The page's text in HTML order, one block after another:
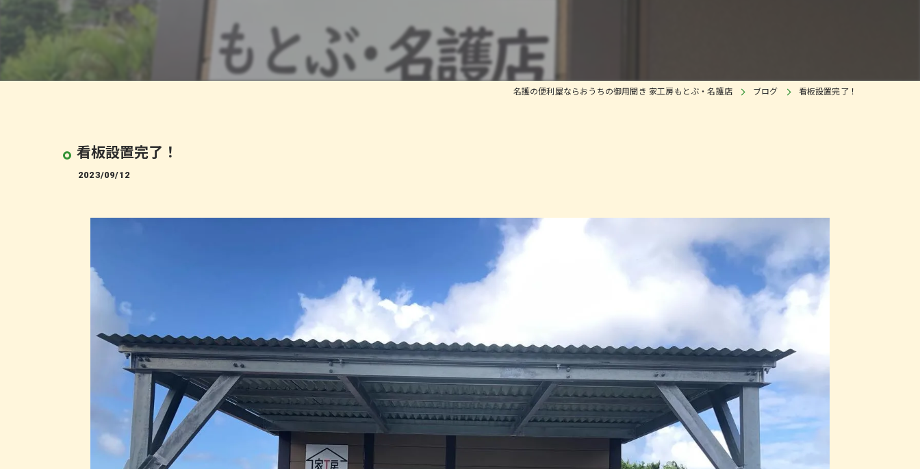
名護の便利屋ならおうちの御用聞き 家工房もとぶ・名護店 ブログ 看板設置完了！
看板設置完了！
2023/09/12